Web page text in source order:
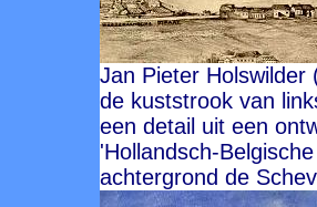
Jan Pieter Holswilder
de kuststrook van
een detail uit een
'Hollandsch-
achtergrond de